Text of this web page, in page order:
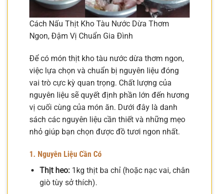
Cách Nấu Thịt Kho Tàu Nước Dừa Thơm
Ngon, Đậm Vị Chuẩn Gia Đình
Để có món thịt kho tàu nước dừa thơm ngon,
việc lựa chọn và chuẩn bị nguyên liệu đóng
vai trò cực kỳ quan trọng. Chất lượng của
nguyên liệu sẽ quyết định phần lớn đến hương
vị cuối cùng của món ăn. Dưới đây là danh
sách các nguyên liệu cần thiết và những mẹo
nhỏ giúp bạn chọn được đồ tươi ngon nhất.
1. Nguyên Liệu Cần Có
Thịt heo:1kg thịt ba chỉ (hoặc nạc vai, chân
giò tùy sở thích).